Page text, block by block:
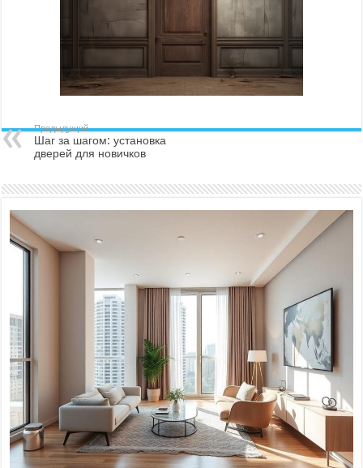
Предыдущий
Шаг за шагом: установка
дверей для новичков